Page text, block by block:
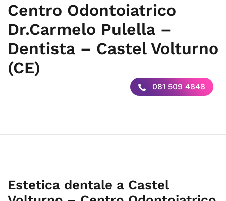
Centro Odontoiatrico
Dr.Carmelo Pulella –
Dentista – Castel Volturno
(CE)
081 509 4848
Estetica dentale a Castel